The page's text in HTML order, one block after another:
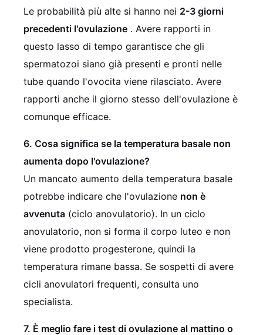
Le probabilità più alte si hanno nei 2-3 giorni
precedenti l'ovulazione . Avere rapporti in
questo lasso di tempo garantisce che gli
spermatozoi siano già presenti e pronti nelle
tube quando l'ovocita viene rilasciato. Avere
rapporti anche il giorno stesso dell'ovulazione è
comunque efficace.
6. Cosa significa se la temperatura basale non
aumenta dopo l'ovulazione?
Un mancato aumento della temperatura basale
potrebbe indicare che l'ovulazione non è
avvenuta (ciclo anovulatorio). In un ciclo
anovulatorio, non si forma il corpo luteo e non
viene prodotto progesterone, quindi la
temperatura rimane bassa. Se sospetti di avere
cicli anovulatori frequenti, consulta uno
specialista.
7. È meglio fare i test di ovulazione al mattino o